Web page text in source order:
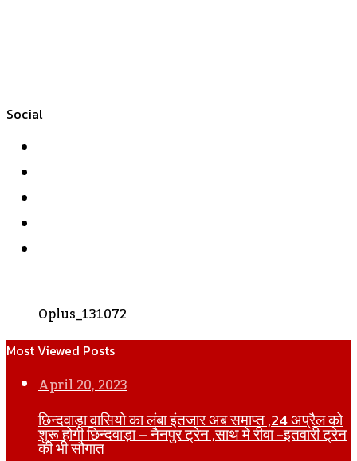
Social
Oplus_131072
Most Viewed Posts
April 20, 2023
छिन्दवाड़ा वासियो का लंबा इंतजार अब समाप्त ,24 अप्रैल को
शुरू होगी छिन्दवाड़ा – नैनपुर ट्रेन ,साथ मे रीवा -इतवारी ट्रेन
की भी सौगात